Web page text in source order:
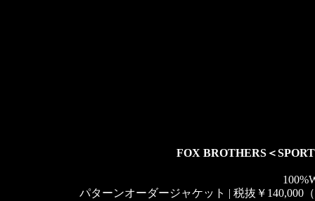
FOX BROTHERS＜
パターンオーダージャケット | 税抜￥140,000